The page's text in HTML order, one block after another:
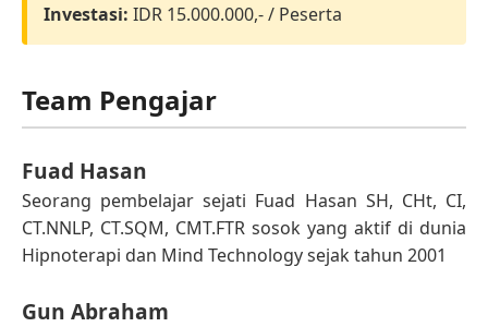
Investasi: IDR 15.000.000,- / Peserta
Team Pengajar
Fuad Hasan
Seorang pembelajar sejati Fuad Hasan SH, CHt, CI,
CT.NNLP, CT.SQM, CMT.FTR sosok yang aktif di dunia
Hipnoterapi dan Mind Technology sejak tahun 2001
Gun Abraham